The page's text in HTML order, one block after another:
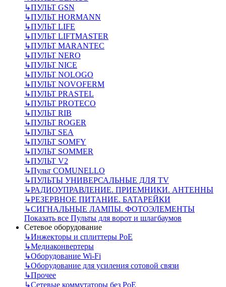
↳ПУЛЬТ GSN
↳ПУЛЬТ HORMANN
↳ПУЛЬТ LIFE
↳ПУЛЬТ LIFTMASTER
↳ПУЛЬТ MARANTEC
↳ПУЛЬТ NERO
↳ПУЛЬТ NICE
↳ПУЛЬТ NOLOGO
↳ПУЛЬТ NOVOFERM
↳ПУЛЬТ PRASTEL
↳ПУЛЬТ PROTECO
↳ПУЛЬТ RIB
↳ПУЛЬТ ROGER
↳ПУЛЬТ SEA
↳ПУЛЬТ SOMFY
↳ПУЛЬТ SOMMER
↳ПУЛЬТ V2
↳Пульт СOMUNELLO
↳ПУЛЬТЫ УНИВЕРСАЛЬНЫЕ ДЛЯ TV
↳РАДИОУПРАВЛЕНИЕ. ПРИЕМНИКИ. АНТЕННЫ
↳РЕЗЕРВНОЕ ПИТАНИЕ. БАТАРЕЙКИ
↳СИГНАЛЬНЫЕ ЛАМПЫ. ФОТОЭЛЕМЕНТЫ
Показать все Пульты для ворот и шлагбаумов
Сетевое оборудование
↳Инжекторы и сплиттеры РоЕ
↳Медиаконвертеры
↳Оборудование Wi-Fi
↳Оборудование для усиления сотовой связи
↳Прочее
↳Сетевые коммутаторы без РоЕ